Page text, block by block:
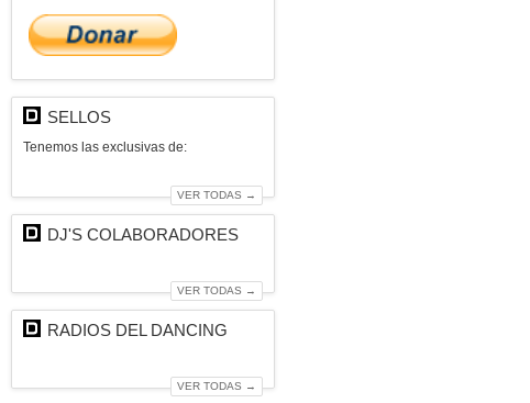
SELLOS
Tenemos las exclusivas de:
VER TODAS →
DJ'S COLABORADORES
VER TODAS →
RADIOS DEL DANCING
VER TODAS →